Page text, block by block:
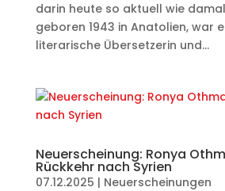
darin heute so aktuell wie
geboren 1943 in Anatolien, war
literarische Übersetzerin und...
Neuerscheinung: Ronya
Rückkehr nach Syrien
07.12.2025 | Neuerscheinungen